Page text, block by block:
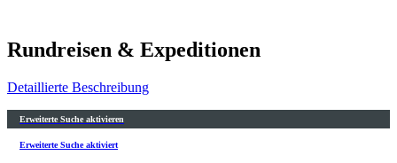
Rundreisen & Expeditionen
Detaillierte Beschreibung
Erweiterte Suche aktivieren
Erweiterte Suche aktiviert